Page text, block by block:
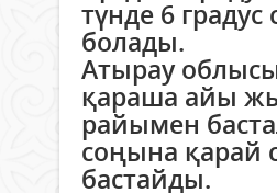
түнде 6 градус
болады.
Атырау
қараша айы
райымен
соңына қарай
бастайды.